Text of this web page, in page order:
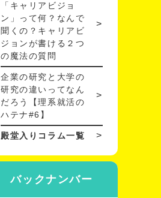
「キャリアビジョ
ン」って何？なんで
聞くの？キャリアビ
ジョンが書ける２つ
の魔法の質問
企業の研究と大学の
研究の違いってなん
だろう【理系就活の
ハテナ#6】
殿堂入りコラム一覧
バックナンバー